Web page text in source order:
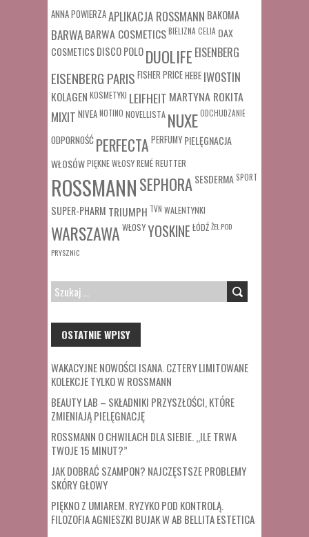
ANNA POWIERZAAPLIKACJA ROSSMANN BAKOMA
BARWABARWA COSMETICSBIELIZNA CELIA DAX
COSMETICSDISCO POLODUOLIFE EISENBERG
EISENBERG PARIS FISHER PRICEHEBE IWOSTIN
KOLAGEN KOSMETYKI LEIFHEIT MARTYNA ROKITA
MIXIT NIVEANOTINO NOVELLISTA NUXEODCHUDZANIE
ODPORNOŚĆ PERFECTA PERFUMY PIELĘGNACJA
WŁOSÓWPIĘKNE WŁOSYREMÉREUTTER
ROSSMANNSEPHORASESDERMA SPORT
SUPER-PHARM TRIUMPH TVN WALENTYNKI
WARSZAWA WŁOSYYOSKINE ŁÓDŹŻEL POD
PRYSZNIC
SZUKAJ:
OSTATNIE WPISY
WAKACYJNE NOWOŚCI ISANA. CZTERY LIMITOWANE
KOLEKCJE TYLKO W ROSSMANN
BEAUTY LAB – SKŁADNIKI PRZYSZŁOŚCI, KTÓRE
ZMIENIAJĄ PIELĘGNACJĘ
ROSSMANN O CHWILACH DLA SIEBIE. „ILE TRWA
TWOJE 15 MINUT?”
JAK DOBRAĆ SZAMPON? NAJCZĘSTSZE PROBLEMY
SKÓRY GŁOWY
PIĘKNO Z UMIAREM. RYZYKO POD KONTROLĄ.
FILOZOFIA AGNIESZKI BUJAK W AB BELLITA ESTETICA